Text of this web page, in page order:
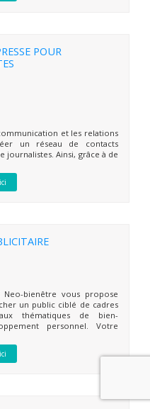
POUR
et les relations
un réseau de contacts
journalistes. Ainsi, grâce à de
Neo-bienêtre vous propose
un public ciblé de cadres
thématiques de bien-
personnel. Votre